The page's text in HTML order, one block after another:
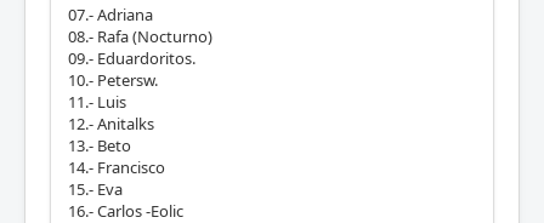
07.- Adriana
08.- Rafa (Nocturno)
09.- Eduardoritos.
10.- Petersw.
11.- Luis
12.- Anitalks
13.- Beto
14.- Francisco
15.- Eva
16.- Carlos -Eolic